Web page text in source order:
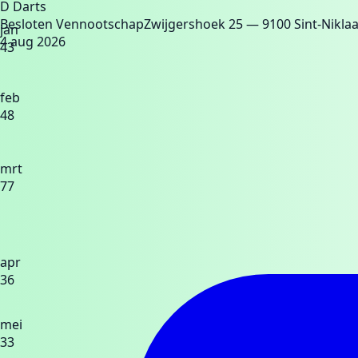
jan
43
feb
48
mrt
77
apr
36
mei
33
D Darts
Besloten VennootschapZwijgershoek 25— 9100 Sint-
4 aug 2026